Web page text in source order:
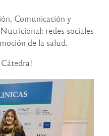
Comunicación y
redes sociales
de la salud.